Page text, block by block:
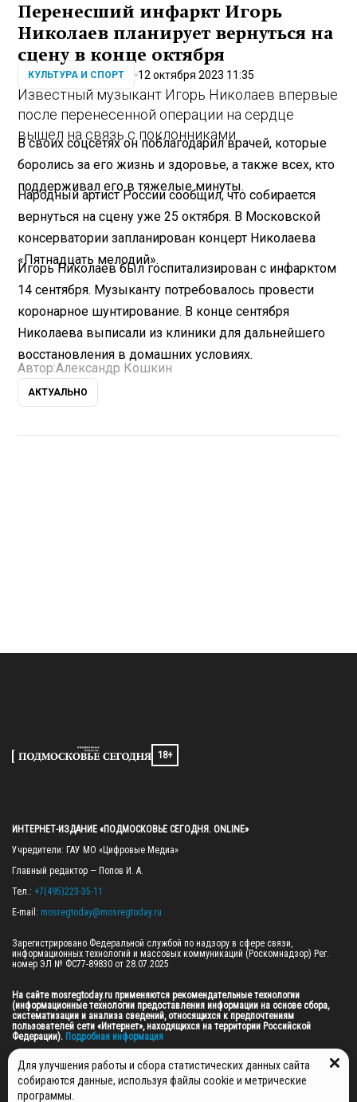
Перенесший инфаркт Игорь
Николаев планирует вернуться на
сцену в конце октября
КУЛЬТУРА И СПОРТ 12 октября 2023 11:35
Известный музыкант Игорь Николаев впервые
после перенесенной операции на сердце
вышел на связь с поклонниками.
В своих соцсетях он поблагодарил врачей, которые
боролись за его жизнь и здоровье, а также всех, кто
поддерживал его в тяжелые минуты.
Народный артист России сообщил, что собирается
вернуться на сцену уже 25 октября. В Московской
консерватории запланирован концерт Николаева
«Пятнадцать мелодий».
Игорь Николаев был госпитализирован с инфарктом
14 сентября. Музыканту потребовалось провести
коронарное шунтирование. В конце сентября
Николаева выписали из клиники для дальнейшего
восстановления в домашних условиях.
Автор:Александр Кошкин
АКТУАЛЬНО
18+
ИНТЕРНЕТ-ИЗДАНИЕ «ПОДМОСКОВЬЕ СЕГОДНЯ. ONLINE»
Учредители: ГАУ МО «Цифровые Медиа»
Главный редактор — Попов И. А.
Тел.: +7(495)223-35-11
E-mail: mosregtoday@mosregtoday.ru
Зарегистрировано Федеральной службой по надзору в сфере связи,
информационных технологий и массовых коммуникаций (Роскомнадзор) Рег.
номер ЭЛ № ФС77-89830 от 28.07.2025
На сайте mosregtoday.ru применяются рекомендательные технологии
(информационные технологии предоставления информации на основе сбора,
систематизации и анализа сведений, относящихся к предпочтениям
пользователей сети «Интернет», находящихся на территории Российской
Федерации). Подробная информация
© 2026 ПРАВА НА ВСЕ МАТЕРИАЛЫ САЙТА ПРИНАДЛЕЖАТ ГАУ МО "ЦИФРОВЫЕ
МЕДИА" (ОГРН: 1255000059467).
Для улучшения работы и сбора статистических данных сайта
собираются данные, используя файлы cookie и метрические
программы.